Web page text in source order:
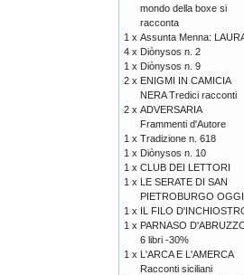
mondo della boxe si
racconta
1 x Assunta Menna:
4 x Diònysos n. 2
1 x Diònysos n. 9
2 x ENIGMI IN CAMICIA
NERA Tredici racconti
2 x ADVERSARIA
Frammenti d'Autore
1 x Tradizione n. 618
1 x Diònysos n. 10
1 x CLUB DEI LETTORI
1 x LE SERATE DI SAN
PIETROBURGO OGGI
1 x IL FILO
1 x PARNASO
6 libri -30%
1 x L'ARCA E L'AMERCA
Racconti siciliani